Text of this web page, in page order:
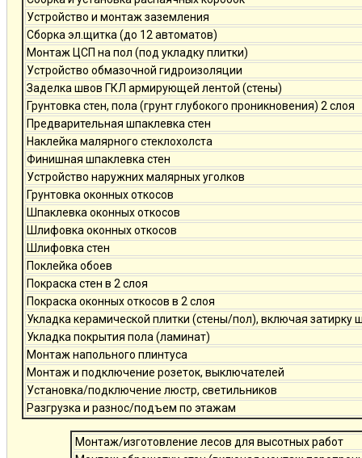
Устройство и монтаж заземления
Сборка эл.щитка (до 12 автоматов)
Монтаж ЦСП на пол (под укладку плитки)
Устройство обмазочной гидроизоляции
Заделка швов ГКЛ армирующей лентой (стены)
Грунтовка стен, пола (грунт глубокого проникновения) 2 слоя
Предварительная шпаклевка стен
Наклейка малярного стеклохолста
Финишная шпаклевка стен
Устройство наружних малярных уголков
Грунтовка оконных откосов
Шпаклевка оконных откосов
Шлифовка оконных откосов
Шлифовка стен
Поклейка обоев
Покраска стен в 2 слоя
Покраска оконных откосов в 2 слоя
Укладка керамической плитки (стены/пол), включая затирку
Укладка покрытия пола (ламинат)
Монтаж напольного плинтуса
Монтаж и подключение розеток, выключателей
Установка/подключение люстр, светильников
Разгрузка и разнос/подъем по этажам
Монтаж/изготовление лесов для высотных работ